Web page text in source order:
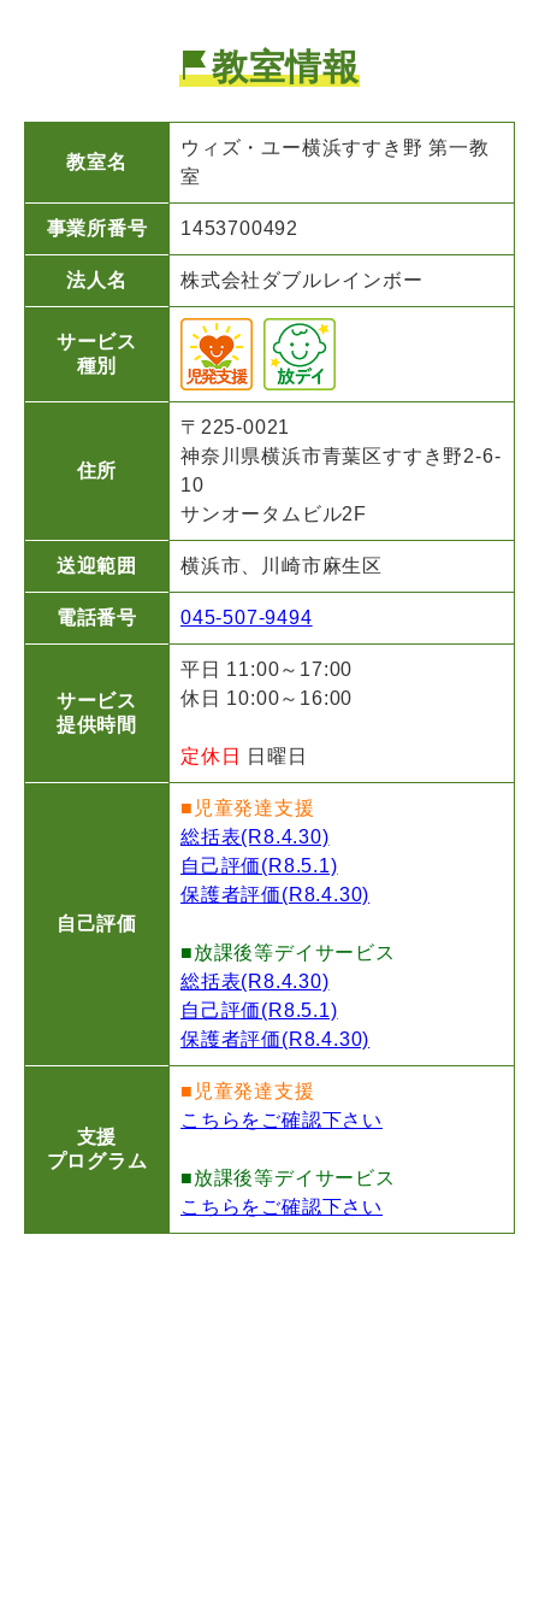
教室情報
教室名
ウィズ・ユー横浜すすき野 第一教
室
事業所番号 1453700492
法人名 株式会社ダブルレインボー
サービス
種別
住所
〒225-0021
神奈川県横浜市青葉区すすき野2-6-
10
サンオータムビル2F
送迎範囲 横浜市、川崎市麻生区
電話番号 045-507-9494
サービス
提供時間
平日 11:00～17:00
休日 10:00～16:00
定休日 日曜日
自己評価
■児童発達支援
総括表(R8.4.30)
自己評価(R8.5.1)
保護者評価(R8.4.30)
■放課後等デイサービス
総括表(R8.4.30)
自己評価(R8.5.1)
保護者評価(R8.4.30)
支援
プログラム
■児童発達支援
こちらをご確認下さい
■放課後等デイサービス
こちらをご確認下さい